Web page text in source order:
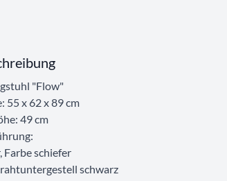
"Flow"
55 x 62 x 89 cm
49 cm
Farbe schiefer
schwarz